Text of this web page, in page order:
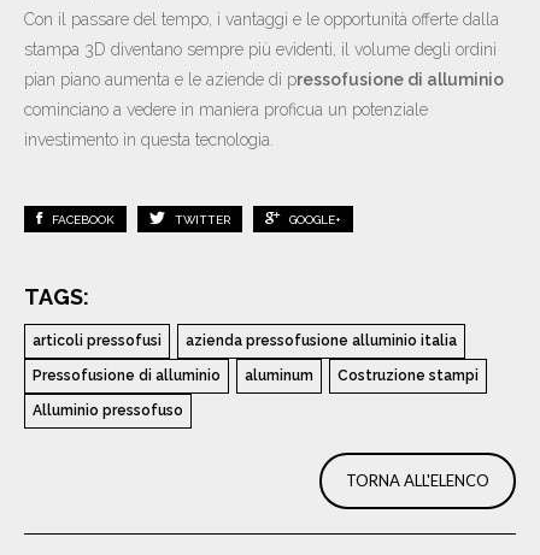
Con il passare del tempo, i vantaggi e le opportunità offerte dalla
stampa 3D diventano sempre più evidenti, il volume degli ordini
pian piano aumenta e le aziende di pressofusione di alluminio
cominciano a vedere in maniera proficua un potenziale
investimento in questa tecnologia.
FACEBOOK TWITTER GOOGLE+
TAGS:
articoli pressofusi azienda pressofusione alluminio italia
Pressofusione di alluminio aluminum Costruzione stampi
Alluminio pressofuso
TORNA ALL'ELENCO